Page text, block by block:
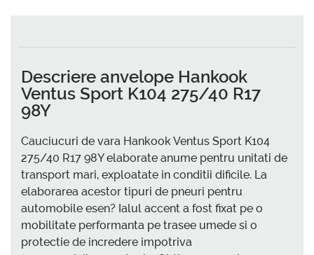
Descriere anvelope Hankook
Ventus Sport K104 275/40 R17
98Y
Cauciucuri de vara Hankook Ventus Sport K104
275/40 R17 98Y elaborate anume pentru unitati de
transport mari, exploatate in conditii dificile. La
elaborarea acestor tipuri de pneuri pentru
automobile esen? Ialul accent a fost fixat pe o
mobilitate performanta pe trasee umede si o
protectie de incredere impotriva